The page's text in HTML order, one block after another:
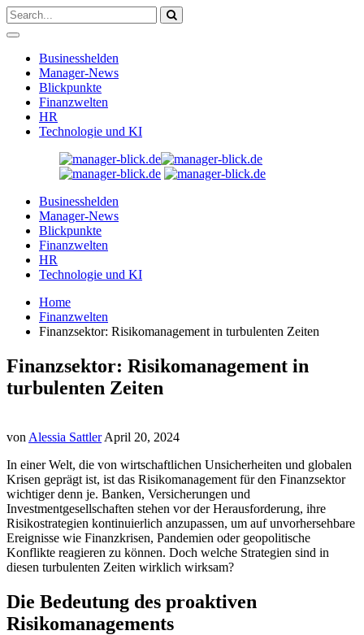
Businesshelden
Manager-News
Blickpunkte
Finanzwelten
HR
Technologie und KI
Businesshelden
Manager-News
Blickpunkte
Finanzwelten
HR
Technologie und KI
Home
Finanzwelten
Finanzsektor: Risikomanagement in turbulenten Zeiten
Finanzsektor: Risikomanagement in
turbulenten Zeiten
von Alessia Sattler April 20, 2024
In einer Welt, die von wirtschaftlichen Unsicherheiten und globalen
Krisen geprägt ist, ist das Risikomanagement für den Finanzsektor
wichtiger denn je. Banken, Versicherungen und
Investmentgesellschaften stehen vor der Herausforderung, ihre
Risikostrategien kontinuierlich anzupassen, um auf unvorhersehbare
Ereignisse wie Finanzkrisen, Pandemien oder geopolitische
Konflikte reagieren zu können. Doch welche Strategien sind in
diesen turbulenten Zeiten wirklich wirksam?
Die Bedeutung des proaktiven
Risikomanagements